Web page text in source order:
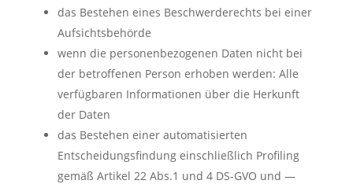
das Bestehen eines Beschwerderechts bei einer
Aufsichtsbehörde
wenn die personenbezogenen Daten nicht bei
der betroffenen Person erhoben werden: Alle
verfügbaren Informationen über die Herkunft
der Daten
das Bestehen einer automatisierten
Entscheidungsfindung einschließlich Profiling
gemäß Artikel 22 Abs.1 und 4 DS-GVO und —